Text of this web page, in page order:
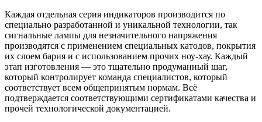
Каждая отдельная серия индикаторов производится по
специально разработанной и уникальной технологии, так
сигнальные лампы для незначительного напряжения
производятся с применением специальных катодов, покрытия
их слоем бария и с использованием прочих ноу-хау. Каждый
этап изготовления — это тщательно продуманный шаг,
который контролирует команда специалистов, который
соответствует всем общепринятым нормам. Всё
подтверждается соответствующими сертификатами качества и
прочей технологической документацией.